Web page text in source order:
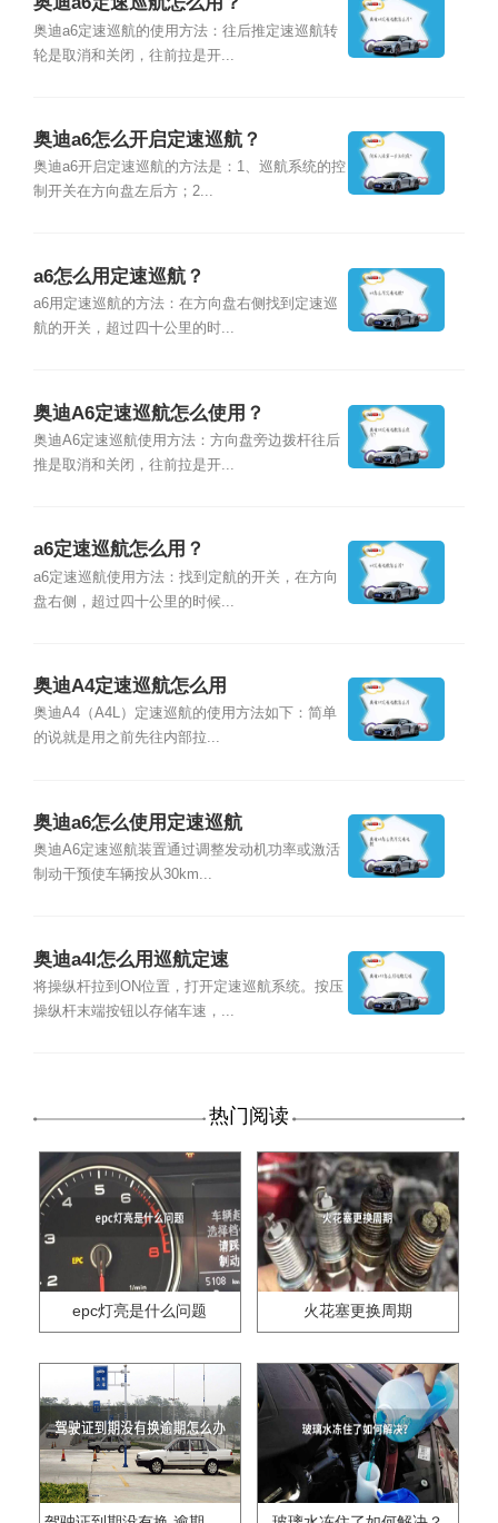
奥迪a6定速巡航的使用方法：往后推定速巡航转
轮是取消和关闭，往前拉是开...
奥迪a6怎么开启定速巡航？
奥迪a6开启定速巡航的方法是：1、巡航系统的控
制开关在方向盘左后方；2...
a6怎么用定速巡航？
a6用定速巡航的方法：在方向盘右侧找到定速巡
航的开关，超过四十公里的时...
奥迪A6定速巡航怎么使用？
奥迪A6定速巡航使用方法：方向盘旁边拨杆往后
推是取消和关闭，往前拉是开...
a6定速巡航怎么用？
a6定速巡航使用方法：找到定航的开关，在方向
盘右侧，超过四十公里的时候...
奥迪A4定速巡航怎么用
奥迪A4（A4L）定速巡航的使用方法如下：简单
的说就是用之前先往内部拉...
奥迪a6怎么使用定速巡航
奥迪A6定速巡航装置通过调整发动机功率或激活
制动干预使车辆按从30km...
奥迪a4l怎么用巡航定速
将操纵杆拉到ON位置，打开定速巡航系统。按压
操纵杆末端按钮以存储车速，...
热门阅读
epc灯亮是什么问题 火花塞更换周期